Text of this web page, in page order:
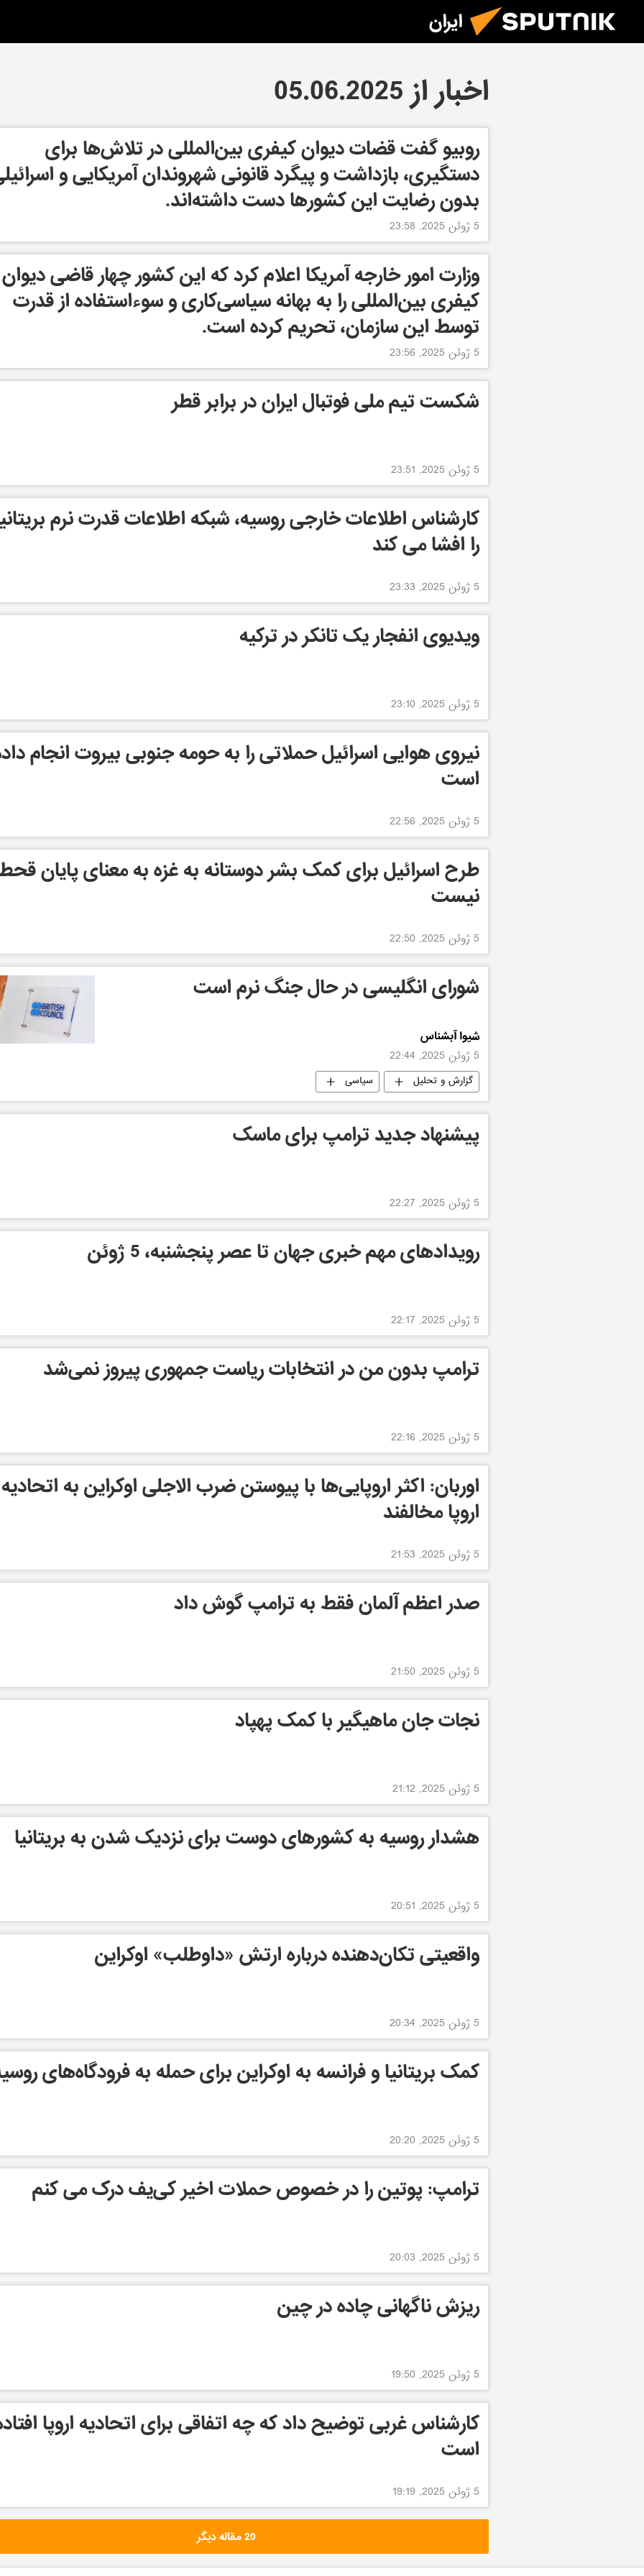
ایران
اخبار از 05.06.2025
روبیو گفت قضات دیوان کیفری بین‌المللی در تلاش‌ها برای
دستگیری، بازداشت و پیگرد قانونی شهروندان آمریکایی و
بدون رضایت این کشورها دست داشته‌اند.
5 ژوئن 2025, 23:58
وزارت امور خارجه آمریکا اعلام کرد که این کشور چهار قاضی دیوان
کیفری بین‌المللی را به بهانه سیاسی‌کاری و سوءاستفاده از قدرت
توسط این سازمان، تحریم کرده است.
5 ژوئن 2025, 23:56
شکست تیم ملی فوتبال ایران در برابر قطر
5 ژوئن 2025, 23:51
کارشناس اطلاعات خارجی روسیه، شبکه اطلاعات قدرت نرم
را افشا می کند
5 ژوئن 2025, 23:33
ویدیوی انفجار یک تانکر در ترکیه
5 ژوئن 2025, 23:10
نیروی هوایی اسرائیل حملاتی را به حومه جنوبی بیروت انجام
است
5 ژوئن 2025, 22:56
طرح اسرائیل برای کمک بشر دوستانه به غزه به معنای پایان
نیست
5 ژوئن 2025, 22:50
شورای انگلیسی در حال جنگ نرم است
شیوا آبشناس
5 ژوئن 2025, 22:44
گزارش و تحلیل سیاسی
پیشنهاد جدید ترامپ برای ماسک
5 ژوئن 2025, 22:27
رویدادهای مهم خبری جهان تا عصر پنجشنبه، 5 ژوئن
5 ژوئن 2025, 22:17
ترامپ بدون من در انتخابات ریاست جمهوری پیروز نمی‌شد
5 ژوئن 2025, 22:16
اوربان: اکثر اروپایی‌ها با پیوستن ضرب الاجلی اوکراین به اتحادیه
اروپا مخالفند
5 ژوئن 2025, 21:53
صدر اعظم آلمان فقط به ترامپ گوش داد
5 ژوئن 2025, 21:50
نجات جان ماهیگیر با کمک پهپاد
5 ژوئن 2025, 21:12
هشدار روسیه به کشورهای دوست برای نزدیک شدن به بریتانیا
5 ژوئن 2025, 20:51
واقعیتی تکان‌دهنده درباره ارتش «داوطلب» اوکراین
5 ژوئن 2025, 20:34
کمک بریتانیا و فرانسه به اوکراین برای حمله به فرودگاه‌های
5 ژوئن 2025, 20:20
ترامپ: پوتین را در خصوص حملات اخیر کی‌یف درک می کنم
5 ژوئن 2025, 20:03
ریزش ناگهانی چاده در چین
5 ژوئن 2025, 19:50
کارشناس غربی توضیح ‌داد که چه اتفاقی برای اتحادیه اروپا
است
5 ژوئن 2025, 19:19
20 مقاله دیگر